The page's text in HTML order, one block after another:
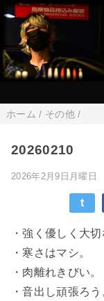
ホーム / その他/
20260210
2026年2月9日月曜日
t
・強く優しく大
・寒さはマシ。
・肉離れきびい。
・音出し頑張ろう